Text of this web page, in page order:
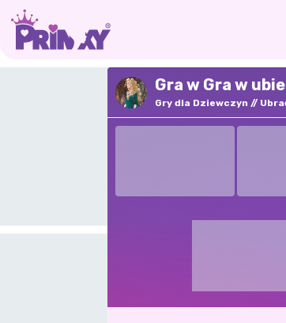
Gra w Gra w
Gry dla Dziewczyn